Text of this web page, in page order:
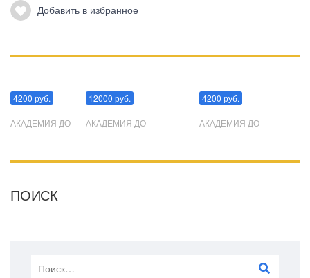
Добавить в избранное
4200 руб.
АКАДЕМИЯ ДО
12000 руб.
АКАДЕМИЯ ДО
4200 руб.
АКАДЕМИЯ ДО
ПОИСК